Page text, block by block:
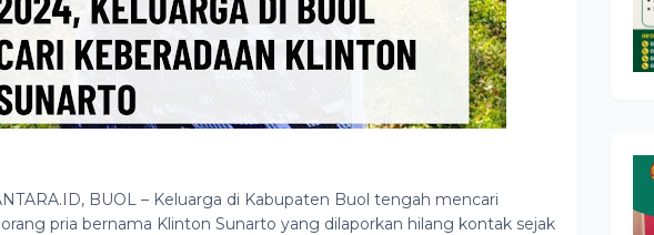
BUOL – Keluarga di Kabupaten Buol tengah mencari
pria bernama Klinton Sunarto yang dilaporkan hilang kontak sejak